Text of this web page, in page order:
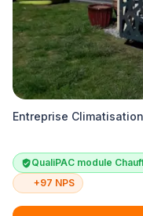
Entreprise
QualiPAC module
+97 NPS